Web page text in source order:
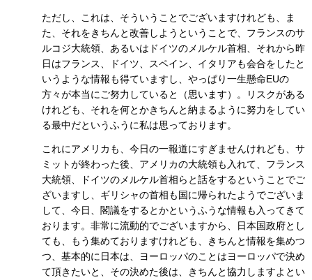
ただし、これは、そういうことでございますけれども、ま
た、それをきちんと改善しようということで、フランスのサ
ルコジ大統領、あるいはドイツのメルケル首相、それから昨
日はフランス、ドイツ、スペイン、イタリアも会合をしたと
いうような情報も得ていますし、やっぱり一生懸命EUの
方々が本当にご努力していると（思います）。リスクがある
けれども、それを何とかきちんと納まるように努力をしてい
る最中だというふうに私は思っております。
これにアメリカも、今日の一報道にすぎませんけれども、サ
ミットが終わった後、アメリカの大統領も入れて、フランス
大統領、ドイツのメルケル首相らと話をするということでご
ざいますし、ギリシャの首相も国に帰られたようでございま
して、今日、閣議をするとかというふうな情報も入ってきて
おります。非常に流動的でございますから、日本国政府とし
ても、もう集めておりますけれども、きちんと情報を集めつ
つ、基本的に日本は、ヨーロッパのことはヨーロッパで決め
て頂きたいと、その決めた後は、きちんと協力しますよとい